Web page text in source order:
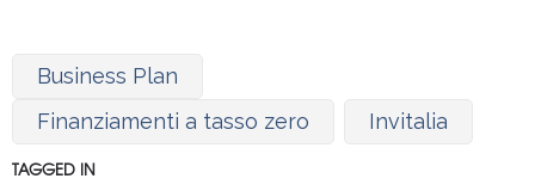
Business Plan
Finanziamenti a tasso zero
Invitalia
TAGGED IN